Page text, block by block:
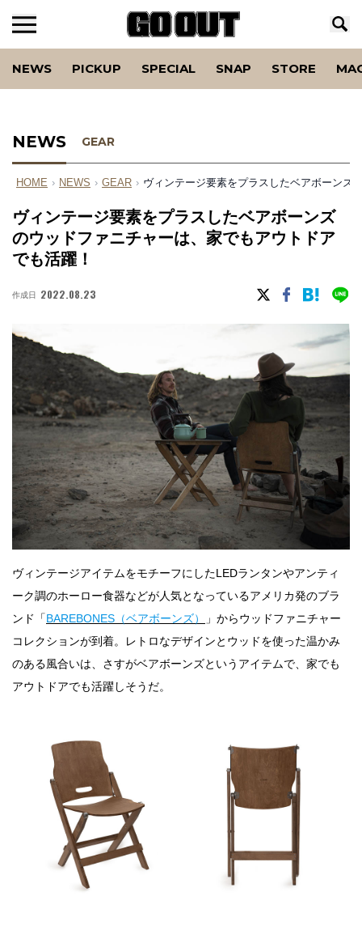
NEWS PICKUP SPECIAL SNAP STORE
NEWS GEAR
HOME › NEWS › GEAR › ヴィンテージ要素をプラスしたベアボーンズ
ヴィンテージ要素をプラスしたベアボーンズ
のウッドファニチャーは、家でもアウトドア
でも活躍！
作成日 2022.08.23
ヴィンテージアイテムをモチーフにしたLEDランタンやアンティ
ーク調のホーロー食器などが人気となっているアメリカ発のブラ
ンド「BAREBONES（ベアボーンズ）
」からウッドファニチャー
コレクションが到着。レトロなデザインとウッドを使った温かみ
のある風合いは、さすがベアボーンズというアイテムで、家でも
アウトドアでも活躍しそうだ。